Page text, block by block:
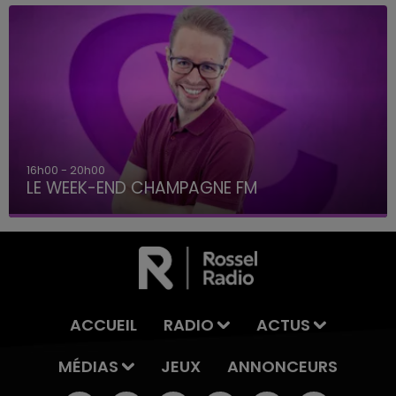
16h00 - 20h00
LE WEEK-END CHAMPAGNE FM
ACCUEIL RADIO
ACTUS
MÉDIAS
JEUX ANNONCEURS